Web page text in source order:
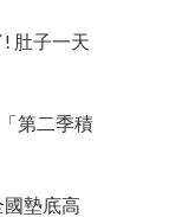
肚子一天
第二季積
墊底高